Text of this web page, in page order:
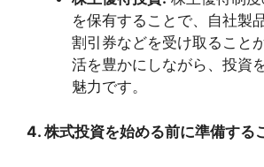
を保有することで、自社製
割引券などを受け取ること
活を豊かにしながら、投資
魅力です。
4. 株式投資を始める前に準備する